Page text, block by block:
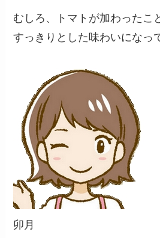
むしろ、トマトが加わったこ
すっきりとした味わいになっ
卯月